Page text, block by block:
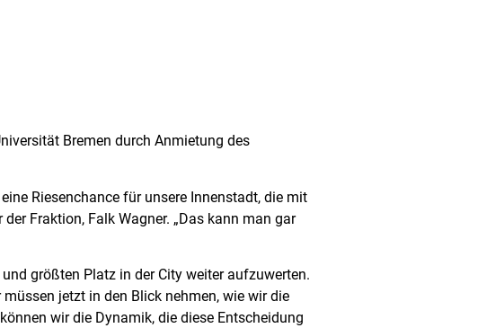
Bremen durch Anmietung des
Riesenchance für unsere Innenstadt, die mit
Fraktion, Falk Wagner. „Das kann man gar
größten Platz in der City weiter aufzuwerten.
jetzt in den Blick nehmen, wie wir die
wir die Dynamik, die diese Entscheidung